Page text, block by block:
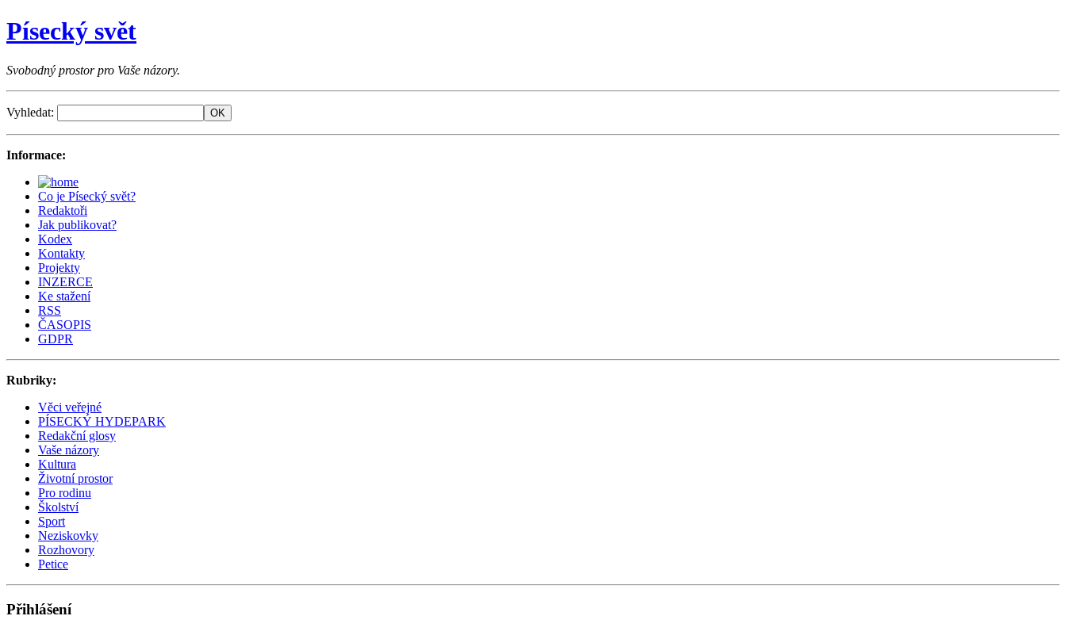
Písecký svět
Svobodný prostor pro Vaše názory.
Vyhledat:
Informace:
Co je Písecký svět?
Redaktoři
Jak publikovat?
Kodex
Kontakty
Projekty
INZERCE
Ke stažení
RSS
ČASOPIS
GDPR
Rubriky:
Věci veřejné
PÍSECKÝ HYDEPARK
Redakční glosy
Vaše názory
Kultura
Životní prostor
Pro rodinu
Školství
Sport
Neziskovky
Rozhovory
Petice
Přihlášení